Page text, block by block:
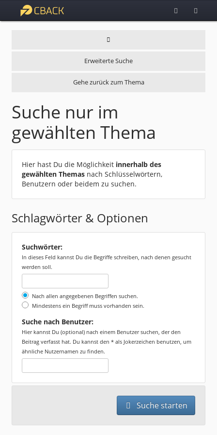
Erweiterte Suche
Gehe zurück zum Thema
Suche nur im
gewählten Thema
Hier hast Du die Möglichkeit innerhalb des
gewählten Themas nach Schlüsselwörtern,
Benutzern oder beidem zu suchen.
Schlagwörter & Optionen
Suchwörter:
In dieses Feld kannst Du die Begriffe schreiben, nach denen gesucht
werden soll.
Nach allen angegebenen Begriffen suchen.
Mindestens ein Begriff muss vorhanden sein.
Suche nach Benutzer:
Hier kannst Du (optional) nach einem Benutzer suchen, der den
Beitrag verfasst hat. Du kannst den * als Jokerzeichen benutzen, um
ähnliche Nutzernamen zu finden.
Suche starten